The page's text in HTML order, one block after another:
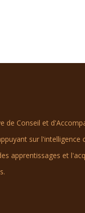
de Conseil et
sur l'intelligence
apprentissages et